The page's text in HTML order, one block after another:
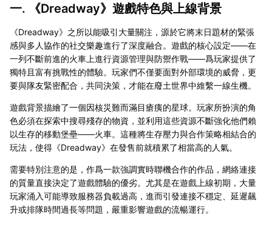
一. 《Dreadway》遊戲特色與上線背景
《Dreadway》之所以能吸引大量關注，源於它將末日題材的緊張
感與多人協作的社交樂趣進行了深度融合。遊戲的核心設定——在
一列不斷前進的火車上進行資源管理與防禦作戰——爲玩家提供了
獨特且富有挑戰性的體驗。玩家們不僅要面對外部環境的威脅，更
要與隊友緊密配合，共同決策，才能在廢土世界中維繫一線生機。
遊戲背景描繪了一個因核災難而滿目瘡痍的星球。玩家所扮演的角
色必須在探索中搜尋殘存的物資，並利用這些資源不斷強化他們賴
以生存的移動堡壘——火車。這種將生存壓力與合作策略相結合的
玩法，使得《Dreadway》在發售前就積累了相當高的人氣。
需要特別注意的是，作爲一款強調實時聯機合作的作品，網絡連接
的質量直接決定了遊戲體驗的優劣。尤其是在遊戲上線初期，大量
玩家涌入可能導致服務器負載過高，進而引發連接不穩定、延遲飆
升或排隊時間過長等問題，嚴重影響遊戲的流暢運行。